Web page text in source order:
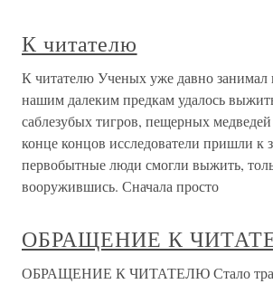
К читателю
К читателю Ученых уже давно занимал
нашим далеким предкам удалось
саблезубых тигров, пещерных
конце концов исследователи пришли к
первобытные люди смогли выжить,
вооружившись. Сначала просто
ОБРАЩЕНИЕ К
ОБРАЩЕНИЕ К ЧИТАТЕЛЮ Стало